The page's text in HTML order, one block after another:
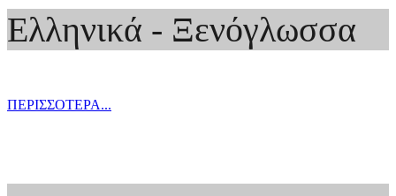
Ελληνικά - Ξενόγλωσσα
ΠΕΡΙΣΣΟΤΕΡΑ...